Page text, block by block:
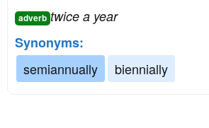
adverb twice a year
Synonyms:
semiannually
biennially